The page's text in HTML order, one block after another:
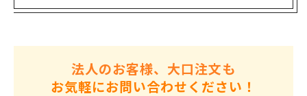
法人のお客様、大口注文も
お気軽にお問い合わせください！